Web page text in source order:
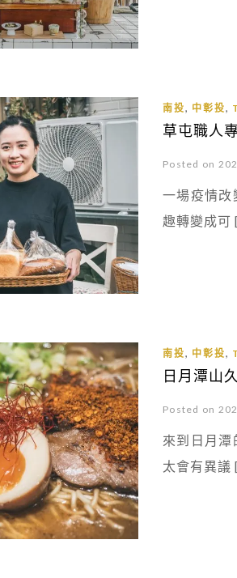
南投, 中彰投,
草屯職人
Posted on
一場疫情改
趣轉變成可
南投, 中彰投,
日月潭山
Posted on
來到日月
太會有異議